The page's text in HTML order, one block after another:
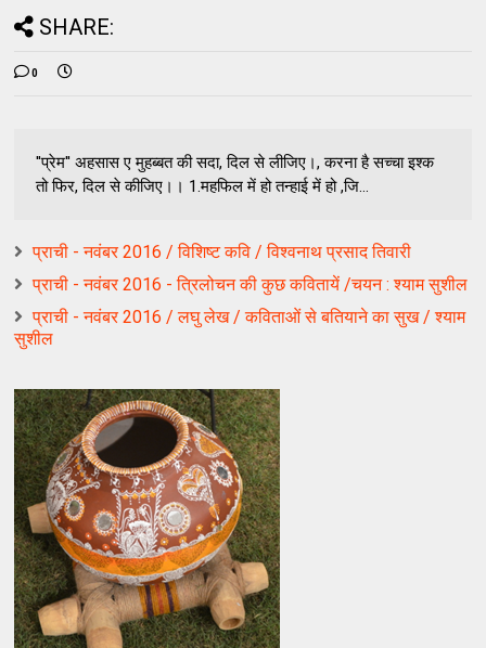
SHARE:
0
''प्रेम'' अहसास ए मुहब्बत की सदा, दिल से लीजिए।, करना है सच्चा इश्क
तो फिर, दिल से कीजिए।। 1.महफिल में हो तन्हाई में हो ,जि...
प्राची - नवंबर 2016 / विशिष्ट कवि / विश्वनाथ प्रसाद तिवारी
प्राची - नवंबर 2016 - त्रिलोचन की कुछ कवितायें /चयन : श्याम सुशील
प्राची - नवंबर 2016 / लघु लेख / कविताओं से बतियाने का सुख / श्याम
सुशील